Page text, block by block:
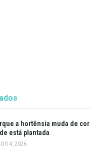
a hortênsia muda de
está plantada
4, 2026